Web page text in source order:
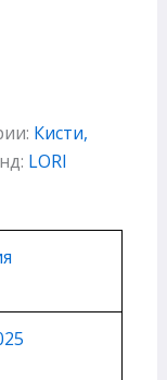
Кисти,
LORI